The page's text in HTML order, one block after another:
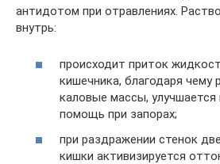
антидотом при отравлениях.
внутрь:
происходит приток
кишечника, благодаря чему
каловые массы, улучшается
помощь при запорах;
при раздражении стенок
кишки активизируется